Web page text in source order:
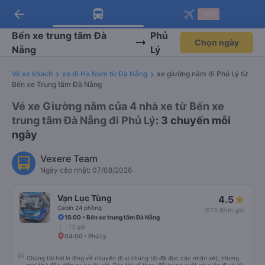
Tải app Vexere ngay!
Nhận ưu đãi thành viên độc
quyền
Mở app
Tải app Vexere
-30k/ghế khi đặt vé máy bay qua
app
Mở app
arrow_back
Bến xe trung tâm Đà
Nẵng
Phủ
Lý
Chọn ngày
Vé xe khách xe đi Hà Nam từ Đà Nẵng
xe giường nằm đi Phủ Lý từ
Bến xe Trung tâm Đà Nẵng
Vé xe Giường nằm của 4 nhà xe từ Bến xe
trung tâm Đà Nẵng đi Phủ Lý: 3 chuyến mỗi
ngày
Vexere Team
Ngày cập nhật: 07/08/2026
Vạn Lục Tùng
Cabin 24 phòng
4.5
(573 đánh giá)
15:00 • Bến xe trung tâm Đà Nẵng
13 giờ
04:00 • Phủ Lý
Chúng tôi hơi lo lắng về chuyến đi vì chúng tôi đã đọc các nhận xét, nhưng